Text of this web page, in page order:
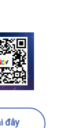
đây